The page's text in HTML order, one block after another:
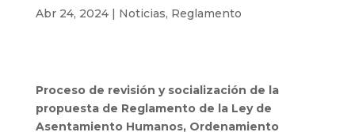
Abr 24, 2024| Noticias, Reglamento
Proceso de revisión y socialización de la
propuesta de Reglamento de la Ley de
Asentamiento Humanos, Ordenamiento